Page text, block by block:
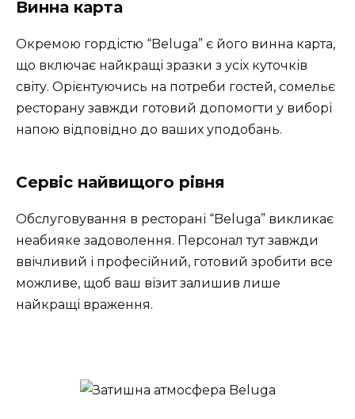
Винна карта
Окремою гордістю “Beluga” є його винна карта,
що включає найкращі зразки з усіх куточків
світу. Орієнтуючись на потреби гостей, сомельє
ресторану завжди готовий допомогти у виборі
напою відповідно до ваших уподобань.
Сервіс найвищого рівня
Обслуговування в ресторані “Beluga” викликає
неабияке задоволення. Персонал тут завжди
ввічливий і професійний, готовий зробити все
можливе, щоб ваш візит залишив лише
найкращі враження.